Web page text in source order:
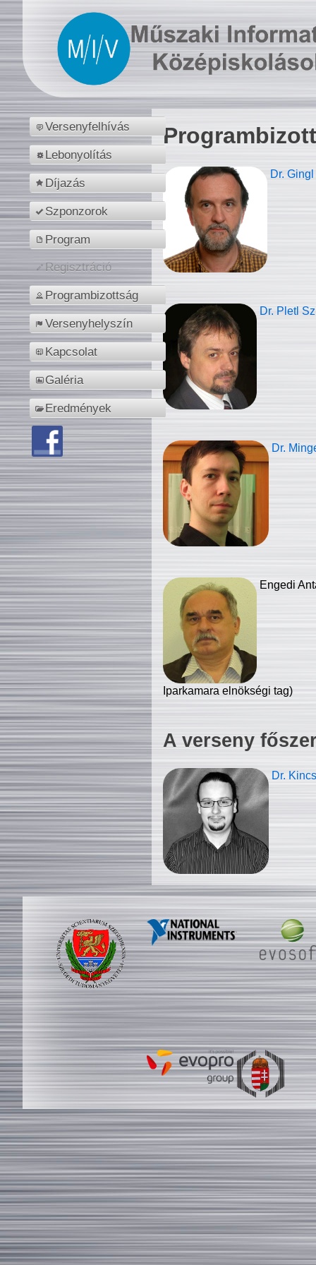
Versenyfelhívás
Lebonyolítás
Díjazás
Szponzorok
Program
Regisztráció
Programbizottság
Versenyhelyszín
Kapcsolat
Galéria
Eredmények
Dr.
Dr. Pletl
Dr.
Engedi
Iparkamara elnökségi tag)
A verseny
Dr.